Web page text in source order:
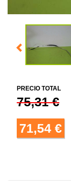
PRECIO TOTAL
75,31 €
71,54 €